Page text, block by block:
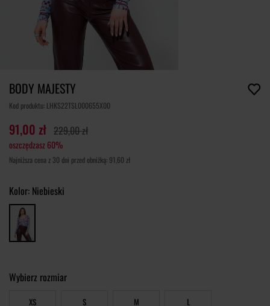
BODY MAJESTY
Kod produktu: LHKS22TSL000655X00
91,00 zł 229,00 zł
oszczędzasz 60%
Najniższa cena z 30 dni przed obniżką: 91,60 zł
Kolor: Niebieski
Wybierz rozmiar
XS S M L